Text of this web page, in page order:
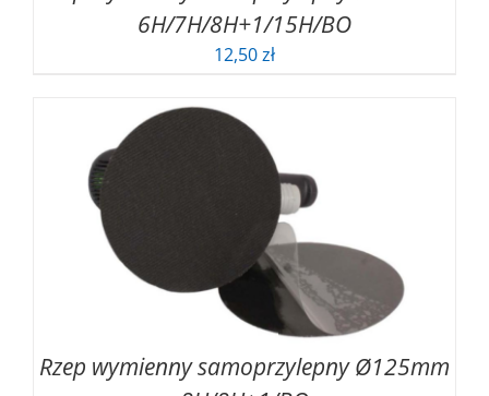
6H/7H/8H+1/15H/BO
12,50zł
Rzep wymienny samoprzylepny Ø125mm